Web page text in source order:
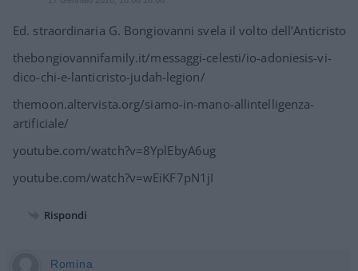
Ed. straordinaria G. Bongiovanni svela il volto dell’Anticristo
thebongiovannifamily.it/messaggi-celesti/io-adoniesis-vi-
dico-chi-e-lanticristo-judah-legion/
themoon.altervista.org/siamo-in-mano-allintelligenza-
artificiale/
youtube.com/watch?v=8YplEbyA6ug
youtube.com/watch?v=wEiKF7pN1jI
Rispondi
Romina